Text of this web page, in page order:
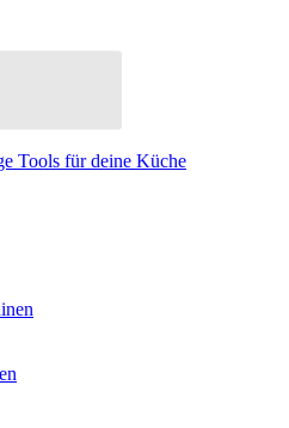
Tools für deine Küche